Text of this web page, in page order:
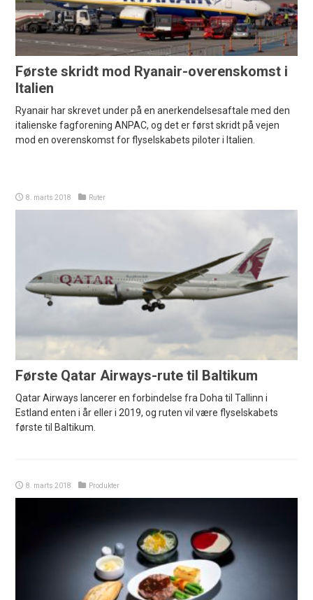
Første skridt mod Ryanair-overenskomst i
Italien
Ryanair har skrevet under på en anerkendelsesaftale med den
italienske fagforening ANPAC, og det er først skridt på vejen
mod en overenskomst for flyselskabets piloter i Italien.
8. marts 2018 Ruter
Første Qatar Airways-rute til Baltikum
Qatar Airways lancerer en forbindelse fra Doha til Tallinn i
Estland enten i år eller i 2019, og ruten vil være flyselskabets
første til Baltikum.
8. marts 2018 Produkter